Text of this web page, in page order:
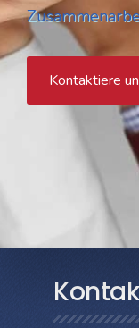
Kontaktiere